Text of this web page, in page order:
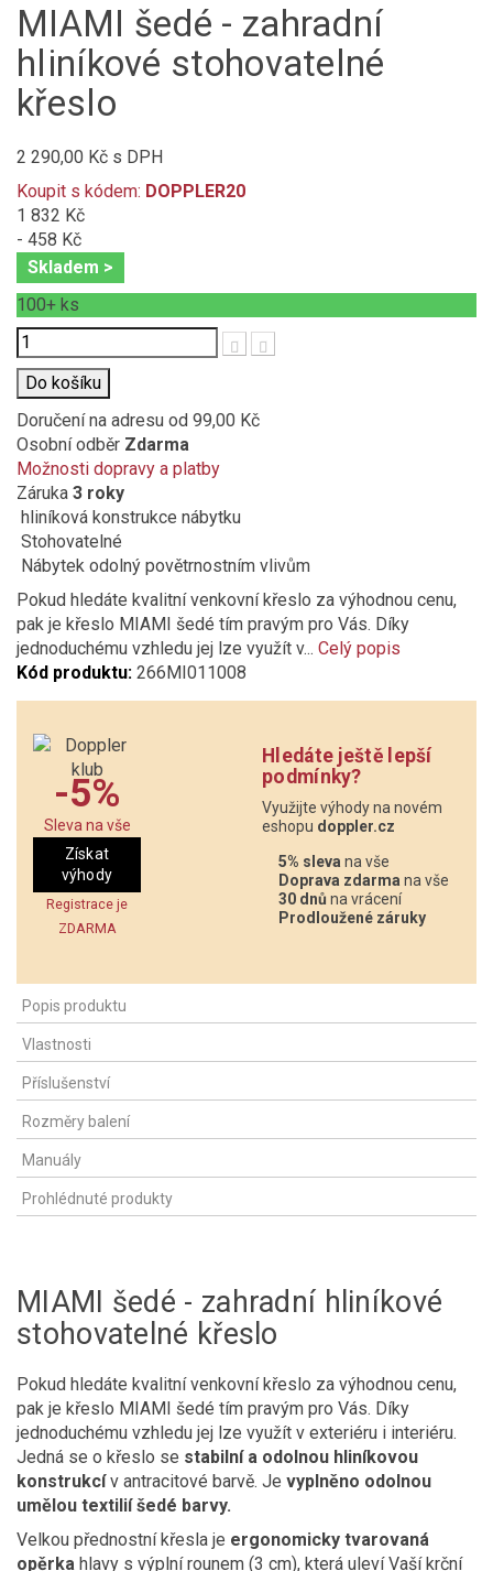
MIAMI šedé - zahradní
hliníkové stohovatelné
křeslo
2 290,00 Kč s DPH
Koupit s kódem: DOPPLER20
1 832 Kč
- 458 Kč
Skladem >
100+ ks
Počet
Do košíku
Doručení na adresu od 99,00 Kč
Osobní odběr Zdarma
Možnosti dopravy a platby
Záruka 3 roky
hliníková konstrukce nábytku
Stohovatelné
Nábytek odolný povětrnostním vlivům
Pokud hledáte kvalitní venkovní křeslo za výhodnou cenu,
pak je křeslo MIAMI šedé tím pravým pro Vás. Díky
jednoduchému vzhledu jej lze využít v... Celý popis
Kód produktu: 266MI011008
-5%
Sleva na vše
Získat
výhody
Registrace je
ZDARMA
Hledáte ještě lepší
podmínky?
Využijte výhody na novém
eshopu doppler.cz
5% sleva na vše
Doprava zdarma na vše
30 dnů na vrácení
Prodloužené záruky
Popis produktu
Vlastnosti
Příslušenství
Rozměry balení
Manuály
Prohlédnuté produkty
MIAMI šedé - zahradní hliníkové
stohovatelné křeslo
Pokud hledáte kvalitní venkovní křeslo za výhodnou cenu,
pak je křeslo MIAMI šedé tím pravým pro Vás. Díky
jednoduchému vzhledu jej lze využít v exteriéru i interiéru.
Jedná se o křeslo se stabilní a odolnou hliníkovou
konstrukcív antracitové barvě. Je vyplněno odolnou
umělou textilií šedé barvy.
Velkou přednostní křesla je ergonomicky tvarovaná
opěrka hlavy s výplní rounem (3 cm), která uleví Vaší krční